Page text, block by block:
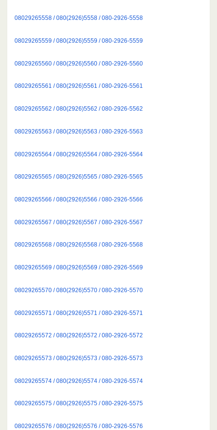
08029265558 / 080(2926)5558 / 080-2926-5558
08029265559 / 080(2926)5559 / 080-2926-5559
08029265560 / 080(2926)5560 / 080-2926-5560
08029265561 / 080(2926)5561 / 080-2926-5561
08029265562 / 080(2926)5562 / 080-2926-5562
08029265563 / 080(2926)5563 / 080-2926-5563
08029265564 / 080(2926)5564 / 080-2926-5564
08029265565 / 080(2926)5565 / 080-2926-5565
08029265566 / 080(2926)5566 / 080-2926-5566
08029265567 / 080(2926)5567 / 080-2926-5567
08029265568 / 080(2926)5568 / 080-2926-5568
08029265569 / 080(2926)5569 / 080-2926-5569
08029265570 / 080(2926)5570 / 080-2926-5570
08029265571 / 080(2926)5571 / 080-2926-5571
08029265572 / 080(2926)5572 / 080-2926-5572
08029265573 / 080(2926)5573 / 080-2926-5573
08029265574 / 080(2926)5574 / 080-2926-5574
08029265575 / 080(2926)5575 / 080-2926-5575
08029265576 / 080(2926)5576 / 080-2926-5576